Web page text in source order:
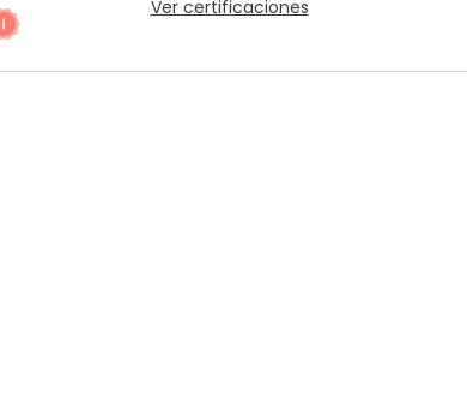
Ver certificaciones